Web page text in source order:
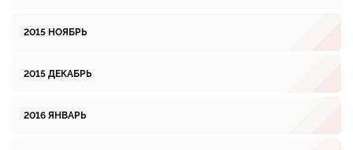
2015 НОЯБРЬ
2015 ДЕКАБРЬ
2016 ЯНВАРЬ